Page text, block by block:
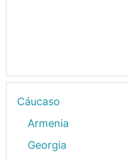
Cáucaso
Armenia
Georgia